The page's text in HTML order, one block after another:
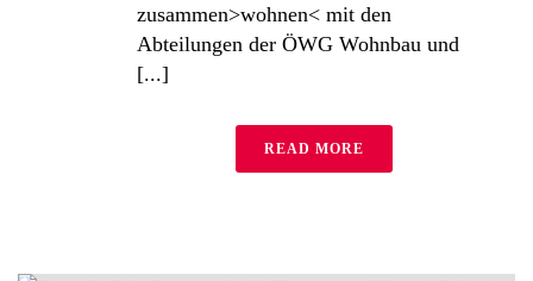
zusammen>wohnen< mit den
Abteilungen der ÖWG Wohnbau und
[...]
READ MORE